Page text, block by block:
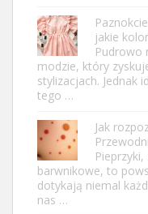
jakie
Pudrowo
modzie, który
stylizacjach. Jednak
tego …
Jak
barwnikowe, to
dotykają niemal
nas …